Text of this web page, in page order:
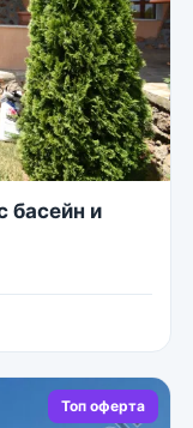
басейн и
Топ оферта